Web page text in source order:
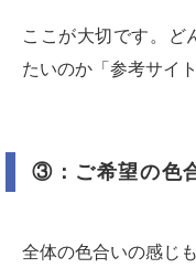
ここが大切です。ど
たいのか「参考サイ
③：ご希望の色
全体の色合いの感じ